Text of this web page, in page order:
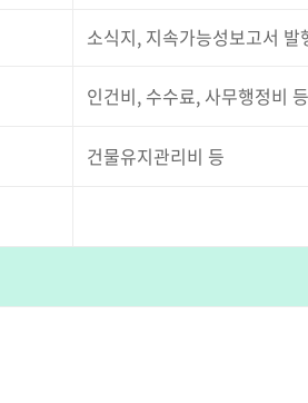
소식지, 지속가능성보고서
인건비, 수수료, 사무행정비 등
건물유지관리비 등